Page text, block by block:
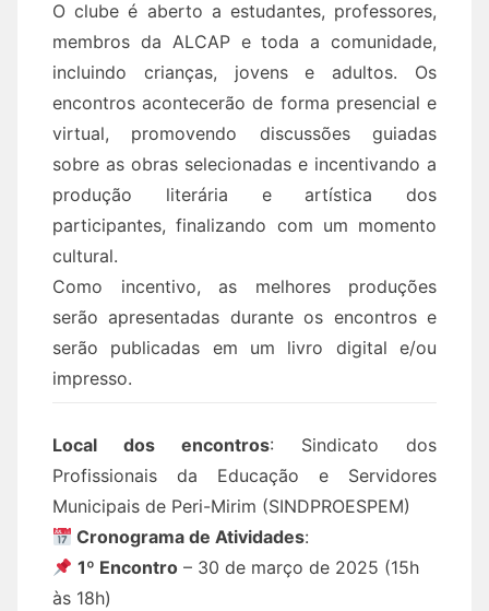
O clube é aberto a estudantes, professores,
membros da ALCAP e toda a comunidade,
incluindo crianças, jovens e adultos. Os
encontros acontecerão de forma presencial e
virtual, promovendo discussões guiadas
sobre as obras selecionadas e incentivando a
produção literária e artística dos
participantes, finalizando com um momento
cultural.
Como incentivo, as melhores produções
serão apresentadas durante os encontros e
serão publicadas em um livro digital e/ou
impresso.
Local dos encontros: Sindicato dos
Profissionais da Educação e Servidores
Municipais de Peri-Mirim (SINDPROESPEM)
Cronograma de Atividades:
1º Encontro – 30 de março de 2025 (15h
às 18h)